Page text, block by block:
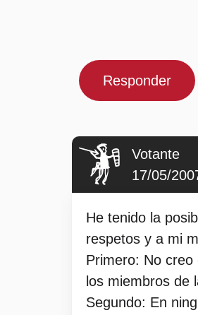
Responder
Votante
17/05/
He tenido la
respetos y a mi
Primero: No
los miembros de
Segundo: En